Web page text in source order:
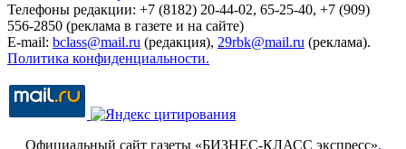
Телефоны редакции: +7 (8182) 20-44-02, 65-25-40, +7 (909)
556-2850 (реклама в газете и на сайте)
E-mail: bclass@mail.ru (редакция), 29rbk@mail.ru (реклама).
Политика конфиденциальности.
Официальный сайт газеты «БИЗНЕС-КЛАСС экспресс».